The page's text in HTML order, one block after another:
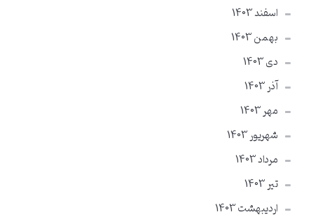
اسفند 1403
بهمن 1403
دی 1403
آذر 1403
مهر 1403
شهریور 1403
مرداد 1403
تير 1403
ارديبهشت 1403